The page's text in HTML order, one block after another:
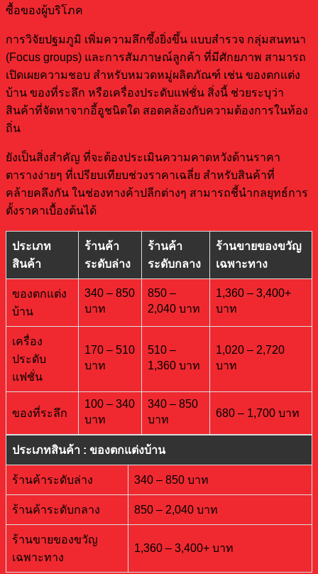
ซื้อของผู้บริโภค
การวิจัยปฐมภูมิ เพิ่มความลึกซึ้งยิ่งขึ้น แบบสำรวจ กลุ่มสนทนา
(Focus groups) และการสัมภาษณ์ลูกค้า ที่มีศักยภาพ สามารถ
เปิดเผยความชอบ สำหรับหมวดหมู่ผลิตภัณฑ์ เช่น ของตกแต่ง
บ้าน ของที่ระลึก หรือเครื่องประดับแฟชั่น สิ่งนี้ ช่วยระบุว่า
สินค้าที่จัดหาจากอี้อูชนิดใด สอดคล้องกับความต้องการในท้อง
ถิ่น
ยังเป็นสิ่งสำคัญ ที่จะต้องประเมินความคาดหวังด้านราคา
ตารางง่ายๆ ที่เปรียบเทียบช่วงราคาเฉลี่ย สำหรับสินค้าที่
คล้ายคลึงกัน ในช่องทางค้าปลีกต่างๆ สามารถชี้นำกลยุทธ์การ
ตั้งราคาเบื้องต้นได้
ประเภท
สินค้า
ร้านค้า
ระดับล่าง
ร้านค้า
ระดับกลาง
ร้านขายของขวัญ
เฉพาะทาง
ของตกแต่ง
บ้าน
340 – 850
บาท
850 –
2,040 บาท
1,360 – 3,400+
บาท
เครื่อง
ประดับ
แฟชั่น
170 – 510
บาท
510 –
1,360 บาท
1,020 – 2,720
บาท
ของที่ระลึก
100 – 340
บาท
340 – 850
บาท
680 – 1,700 บาท
ประเภทสินค้า : ของตกแต่งบ้าน
ร้านค้าระดับล่าง 340 – 850 บาท
ร้านค้าระดับกลาง 850 – 2,040 บาท
ร้านขายของขวัญ
เฉพาะทาง
1,360 – 3,400+ บาท